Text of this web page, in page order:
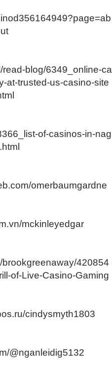
blog/6349_online-ca
at-trusted-us-casino-site
of-casinos-in-nag
omerbaumgardne
mckinleyedgar
420854
of-Live-Casino-Gaming
cindysmyth1803
@nganleidig5132